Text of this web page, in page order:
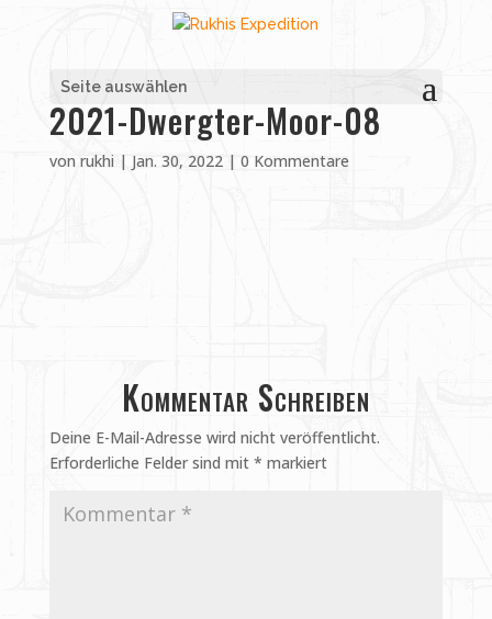
Seite auswählen
2021-Dwergter-Moor-08
von rukhi| Jan. 30, 2022| 0 Kommentare
Kommentar Schreiben
Deine E-Mail-Adresse wird nicht veröffentlicht.
Erforderliche Felder sind mit * markiert